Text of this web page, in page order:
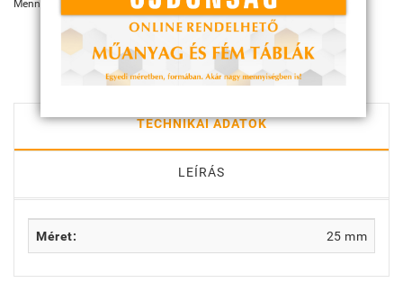
Mennyiség:
KOSÁRBA
TECHNIKAI ADATOK
LEÍRÁS
Méret: 25 mm